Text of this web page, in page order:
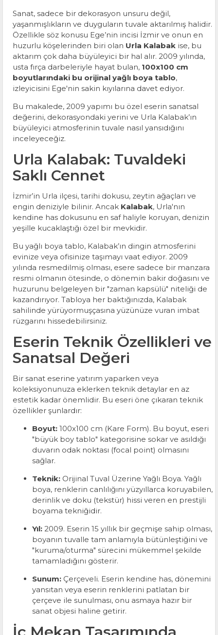
Sanat, sadece bir dekorasyon unsuru değil,
yaşanmışlıkların ve duyguların tuvale aktarılmış halidir.
Özellikle söz konusu Ege’nin incisi İzmir ve onun en
huzurlu köşelerinden biri olan Urla Kalabak ise, bu
aktarım çok daha büyüleyici bir hal alır. 2009 yılında,
usta fırça darbeleriyle hayat bulan, 100x100 cm
boyutlarındaki bu orijinal yağlı boya tablo,
izleyicisini Ege'nin sakin kıyılarına davet ediyor.
Bu makalede, 2009 yapımı bu özel eserin sanatsal
değerini, dekorasyondaki yerini ve Urla Kalabak’ın
büyüleyici atmosferinin tuvale nasıl yansıdığını
inceleyeceğiz.
Urla Kalabak: Tuvaldeki
Saklı Cennet
İzmir’in Urla ilçesi, tarihi dokusu, zeytin ağaçları ve
engin deniziyle bilinir. Ancak Kalabak, Urla'nın
kendine has dokusunu en saf haliyle koruyan, denizin
yeşille kucaklaştığı özel bir mevkidir.
Bu yağlı boya tablo, Kalabak’ın dingin atmosferini
evinize veya ofisinize taşımayı vaat ediyor. 2009
yılında resmedilmiş olması, esere sadece bir manzara
resmi olmanın ötesinde, o dönemin bakir doğasını ve
huzurunu belgeleyen bir "zaman kapsülü" niteliği de
kazandırıyor. Tabloya her baktığınızda, Kalabak
sahilinde yürüyormuşçasına yüzünüze vuran imbat
rüzgarını hissedebilirsiniz.
Eserin Teknik Özellikleri ve
Sanatsal Değeri
Bir sanat eserine yatırım yaparken veya
koleksiyonunuza eklerken teknik detaylar en az
estetik kadar önemlidir. Bu eseri öne çıkaran teknik
özellikler şunlardır:
Boyut: 100x100 cm (Kare Form). Bu boyut, eseri
"büyük boy tablo" kategorisine sokar ve asıldığı
duvarın odak noktası (focal point) olmasını
sağlar.
Teknik: Orijinal Tuval Üzerine Yağlı Boya. Yağlı
boya, renklerin canlılığını yüzyıllarca koruyabilen,
derinlik ve doku (tekstür) hissi veren en prestijli
boyama tekniğidir.
Yıl: 2009. Eserin 15 yıllık bir geçmişe sahip olması,
boyanın tuvalle tam anlamıyla bütünleştiğini ve
"kuruma/oturma" sürecini mükemmel şekilde
tamamladığını gösterir.
Sunum: Çerçeveli. Eserin kendine has, dönemini
yansıtan veya eserin renklerini patlatan bir
çerçeve ile sunulması, onu asmaya hazır bir
sanat objesi haline getirir.